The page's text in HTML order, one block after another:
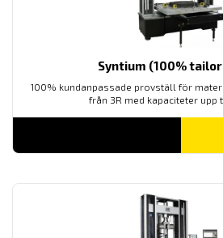
Syntium (100%
100% kundanpassade provställ för
från 3R med kapaciteter upp